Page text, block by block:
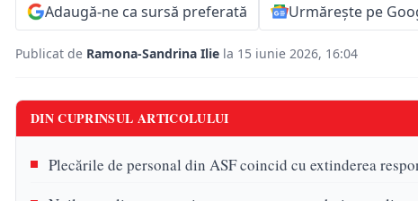
Adaugă-ne ca sursă preferată Urmărește pe
Publicat de Ramona-Sandrina Ilie la 15 iunie 2026, 16:04
DIN CUPRINSUL ARTICOLULUI
Plecările de personal din ASF coincid cu extinderea